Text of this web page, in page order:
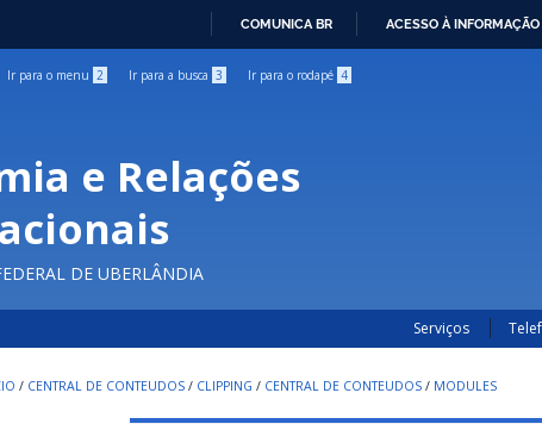
COMUNICA BR ACESSO À INFORMAÇÃO
Ir para o menu 2 Ir para a busca 3 Ir para o rodapé 4
e Relações
DE UBERLÂNDIA
Serviços
/ CENTRAL DE CONTEUDOS / CLIPPING / CENTRAL DE CONTEUDOS / MODULES